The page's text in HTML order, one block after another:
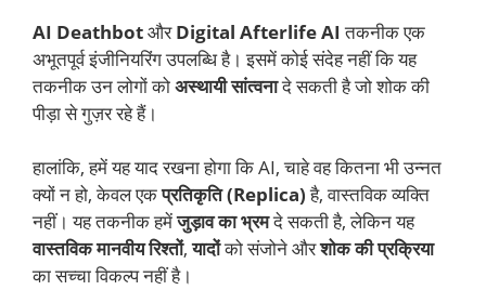
AI DeathbotऔरDigital Afterlife AI तकनीक एक
अभूतपूर्व इंजीनियरिंग उपलब्धि है। इसमें कोई संदेह नहीं कि यह
तकनीक उन लोगों कोअस्थायी सांत्वनादे सकती है जो शोक की
पीड़ा से गुज़र रहे हैं।
हालांकि, हमें यह याद रखना होगा कि AI, चाहे वह कितना भी उन्नत
क्यों न हो, केवल एकप्रतिकृति (Replica)है, वास्तविक व्यक्ति
नहीं। यह तकनीक हमेंजुड़ाव का भ्रमदे सकती है, लेकिन यह
वास्तविक मानवीय रिश्तों,यादोंको संजोने औरशोक की प्रक्रिया
का सच्चा विकल्प नहीं है।